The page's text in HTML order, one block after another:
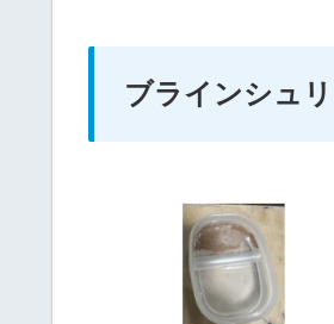
ブラインシュ